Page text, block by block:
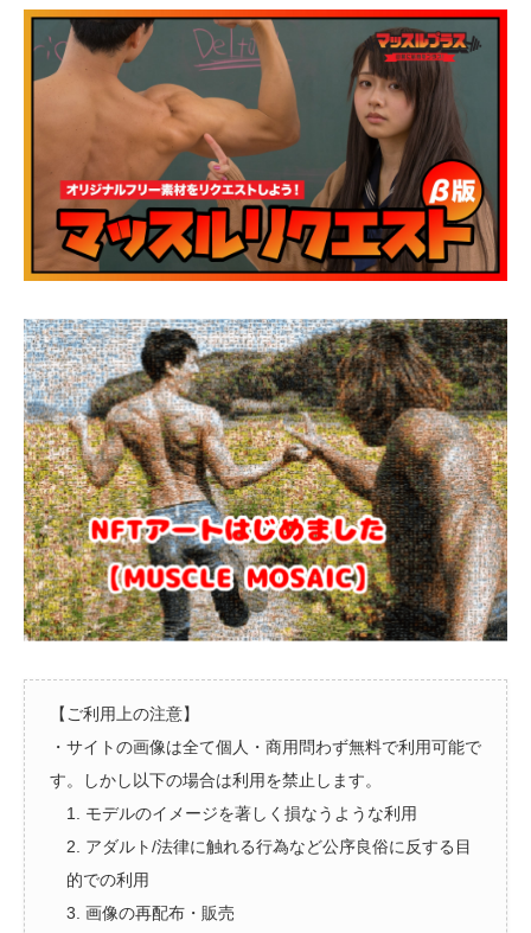
【ご利用上の注意】
・サイトの画像は全て個人・商用問わず無料で利用可能で
す。しかし以下の場合は利用を禁止します。
1. モデルのイメージを著しく損なうような利用
2. アダルト/法律に触れる行為など公序良俗に反する目
的での利用
3. 画像の再配布・販売